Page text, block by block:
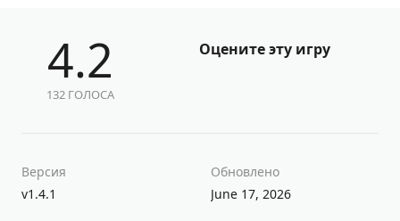
4.2
132 ГОЛОСА
Оцените эту игру
Версия
v1.4.1
Обновлено
June 17, 2026